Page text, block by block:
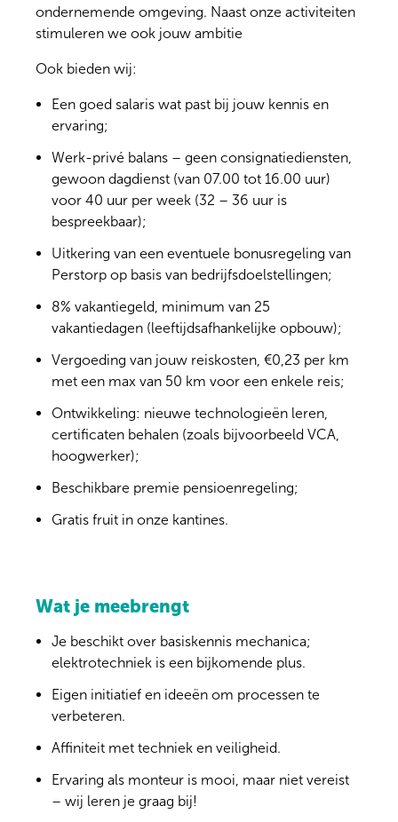
ondernemende omgeving. Naast onze activiteiten
stimuleren we ook jouw ambitie
Ook bieden wij:
Een goed salaris wat past bij jouw kennis en
ervaring;
Werk-privé balans – geen consignatiediensten,
gewoon dagdienst (van 07.00 tot 16.00 uur)
voor 40 uur per week (32 – 36 uur is
bespreekbaar);
Uitkering van een eventuele bonusregeling van
Perstorp op basis van bedrijfsdoelstellingen;
8% vakantiegeld, minimum van 25
vakantiedagen (leeftijdsafhankelijke opbouw);
Vergoeding van jouw reiskosten, €0,23 per km
met een max van 50 km voor een enkele reis;
Ontwikkeling: nieuwe technologieën leren,
certificaten behalen (zoals bijvoorbeeld VCA,
hoogwerker);
Beschikbare premie pensioenregeling;
Gratis fruit in onze kantines.
Wat je meebrengt
Je beschikt over basiskennis mechanica;
elektrotechniek is een bijkomende plus.
Eigen initiatief en ideeën om processen te
verbeteren.
Affiniteit met techniek en veiligheid.
Ervaring als monteur is mooi, maar niet vereist
– wij leren je graag bij!